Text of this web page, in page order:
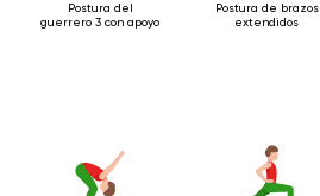
Postura del
guerrero 3 con apoyo
Postura de brazos
extendidos